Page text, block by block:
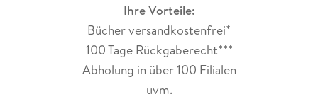
Förderpreis zum Bremer Literaturpreis 1999
Ihre Vorteile:
Bücher versandkostenfrei*
100 Tage Rückgaberecht***
Abholung in über 100 Filialen
uvm.